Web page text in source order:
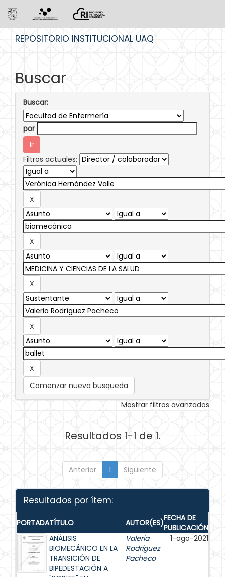
REPOSITORIO INSTITUCIONAL UAQ
Buscar
Buscar:
por
Filtros actuales:
Comenzar nueva busqueda
Mostrar filtros avanzados
Resultados 1-1 de 1.
Anterior 1 Siguiente
Resultados por ítem:
PORTADATÍTULO AUTOR(ES)FECHA DE
PUBLICACIÓN
ANÁLISIS
BIOMECÁNICO EN LA
TRANSICIÓN DE
BIPEDESTACIÓN A
Valeria
Rodríguez
Pacheco
1-ago-2021